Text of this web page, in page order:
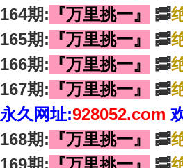
164期: 『万里挑一』 🥓
165期: 『万里挑一』 🥓
166期: 『万里挑一』 🥓
167期: 『万里挑一』 🥓
永久网址:928052.com
168期: 『万里挑一』 🥓